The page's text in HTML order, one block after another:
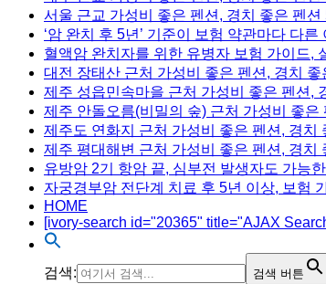
서울 근교 가성비 좋은 펜션, 경치 좋은 펜션
‘암 완치 후 5년’ 기준이 보험 약관마다 다
혈액암 완치자를 위한 유병자 보험 가이드,
대전 장태산 근처 가성비 좋은 펜션, 경치 좋
제주 성읍민속마을 근처 가성비 좋은 펜션,
제주 안돌오름(비밀의 숲) 근처 가성비 좋은
제주도 연화지 근처 가성비 좋은 펜션, 경치
제주 평대해변 근처 가성비 좋은 펜션, 경치
유방암 2기 항암 끝, 심부전 발생자도 가능
자궁경부암 전단계 치료 후 5년 이상, 보험
HOME
[ivory-search id="20365" title="AJAX
검색: 검색 버튼